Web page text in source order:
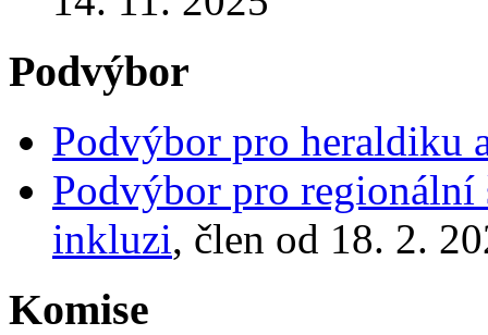
Podvýbor
Podvýbor pro heraldiku
Podvýbor pro
inkluzi, člen od 18. 2.
Komise